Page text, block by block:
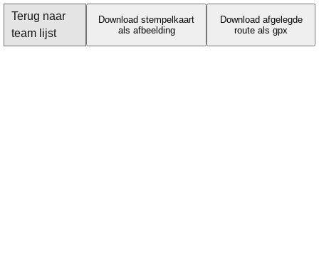
Terug naar
team lijst
Download stempelkaart
als afbeelding
Download afgelegde
route als gpx